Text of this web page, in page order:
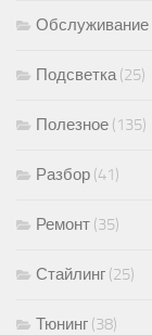
Обслуживание
Подсветка(25)
Полезное (135)
Разбор (41)
Ремонт (35)
Стайлинг (25)
Тюнинг (38)